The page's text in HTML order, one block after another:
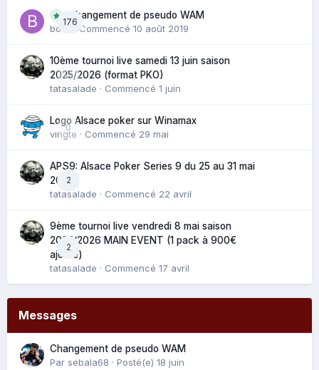
176
Changement de pseudo WAM
bouli · Commencé 10 août 2019
0
10ème tournoi live samedi 13 juin saison
2025/2026 (format PKO)
tatasalade · Commencé 1 juin
0
Logo Alsace poker sur Winamax
vingte · Commencé 29 mai
2
APS9: Alsace Poker Series 9 du 25 au 31 mai
2025
tatasalade · Commencé 22 avril
2
9ème tournoi live vendredi 8 mai saison
2025/2026 MAIN EVENT (1 pack à 900€
ajouté)
tatasalade · Commencé 17 avril
Messages
Changement de pseudo WAM
Par sebala68 · Posté(e) 18 juin